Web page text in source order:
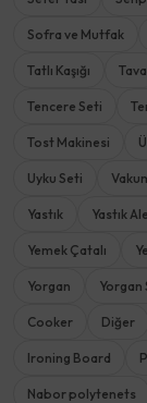
Sofra ve Mutfak
Tatlı Kaşığı Tava
Tencere Seti
Tost Makinesi
Uyku Seti
Yastık Yastık
Yemek Çatalı
Yorgan Yorgan
Cooker Diğer
Ironing Board
Nabor polytenets